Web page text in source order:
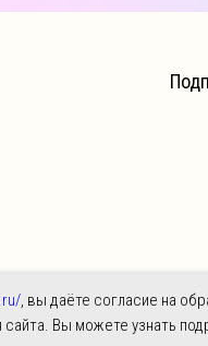
, вы даёте согласие на
сайта. Вы можете узнать